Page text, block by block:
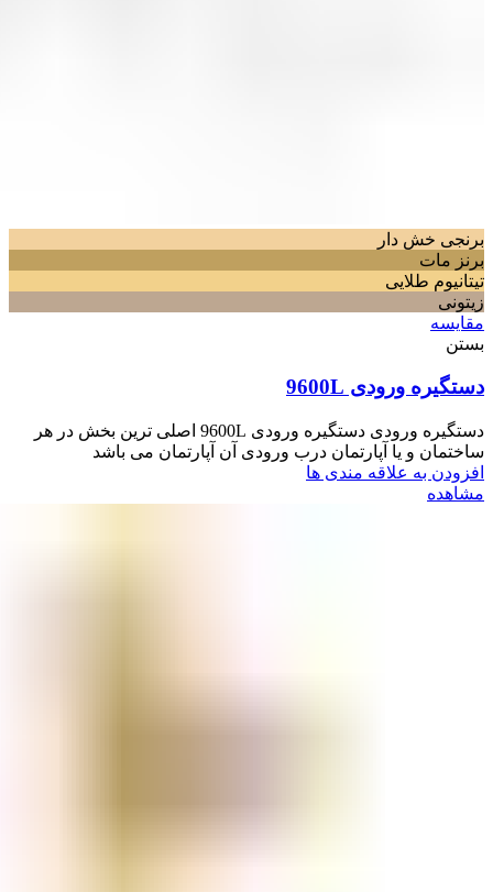
برنجی خش دار
برنز مات
تیتانیوم طلایی
زیتونی
مقایسه
بستن
دستگیره ورودی 9600L
دستگیره ورودی دستگیره ورودی 9600L اصلی ترین بخش در هر
ساختمان و یا آپارتمان درب ورودی آن آپارتمان می باشد
افزودن به علاقه مندی ها
مشاهده